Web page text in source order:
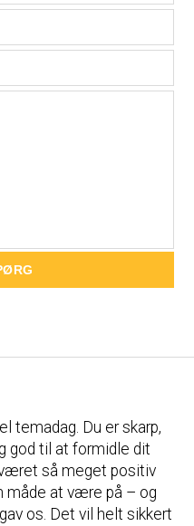
temadag. Du er skarp,
god til at formidle dit
så meget positiv
måde at være på – og
os. Det vil helt sikkert